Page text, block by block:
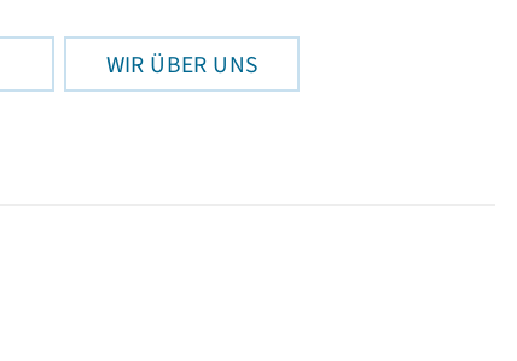
WIR ÜBER UNS